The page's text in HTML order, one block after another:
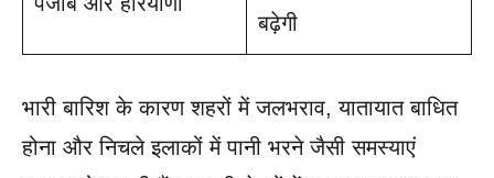
बढ़ेगी
भारी बारिश के कारण शहरों में जलभराव, यातायात बाधित
होना और निचले इलाकों में पानी भरने जैसी समस्याएं